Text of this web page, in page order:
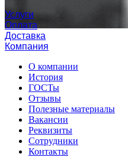
Услуги
Оплата
Доставка
Компания
О компании
История
ГОСТы
Отзывы
Полезные материалы
Вакансии
Реквизиты
Сотрудники
Контакты